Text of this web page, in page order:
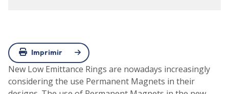
Imprimir
New Low Emittance Rings are nowadays increasingly
considering the use Permanent Magnets in their